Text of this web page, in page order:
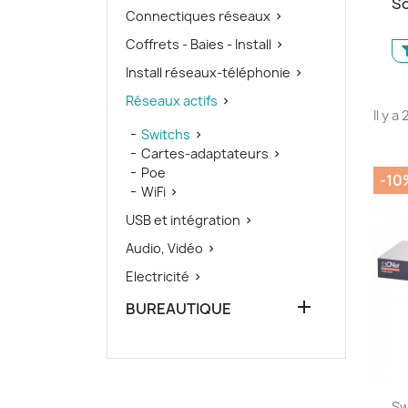
Connectiques réseaux 
Coffrets - Baies - Install 
Install réseaux-téléphonie 
Réseaux actifs 
Switchs 
Cartes-adaptateurs 
Poe
WiFi 
USB et intégration 
Audio, Vidéo 
Electricité 
BUREAUTIQUE 
Il y a
-